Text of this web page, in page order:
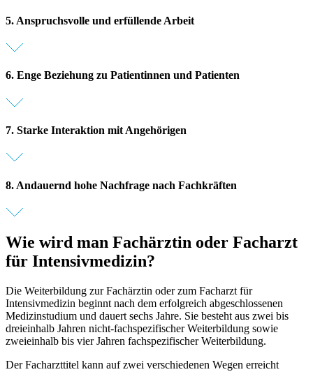
5. Anspruchsvolle und erfüllende Arbeit
6. Enge Beziehung zu Patientinnen und Patienten
7. Starke Interaktion mit Angehörigen
8. Andauernd hohe Nachfrage nach Fachkräften
Wie wird man Fachärztin oder Facharzt
für Intensivmedizin?
Die Weiterbildung zur Fachärztin oder zum Facharzt für
Intensivmedizin beginnt nach dem erfolgreich abgeschlossenen
Medizinstudium und dauert sechs Jahre. Sie besteht aus zwei bis
dreieinhalb Jahren nicht-fachspezifischer Weiterbildung sowie
zweieinhalb bis vier Jahren fachspezifischer Weiterbildung.
Der Facharzttitel kann auf zwei verschiedenen Wegen erreicht